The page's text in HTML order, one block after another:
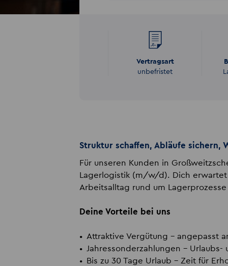
Vertragsart
unbefristet
Struktur schaffen, Abläufe sichern,
Für unseren Kunden in
Lagerlogistik (m/w/d). Dich
Arbeitsalltag rund um
Deine Vorteile bei uns
Attraktive Vergütung – angepasst
Jahressonderzahlungen – Urlaubs-
Bis zu 30 Tage Urlaub – Zeit für